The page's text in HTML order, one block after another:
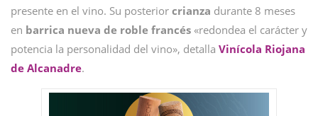
presente en el vino. Su posterior crianza durante 8 meses
en barrica nueva de roble francés «redondea el carácter y
potencia la personalidad del vino», detalla Vinícola Riojana
de Alcanadre.